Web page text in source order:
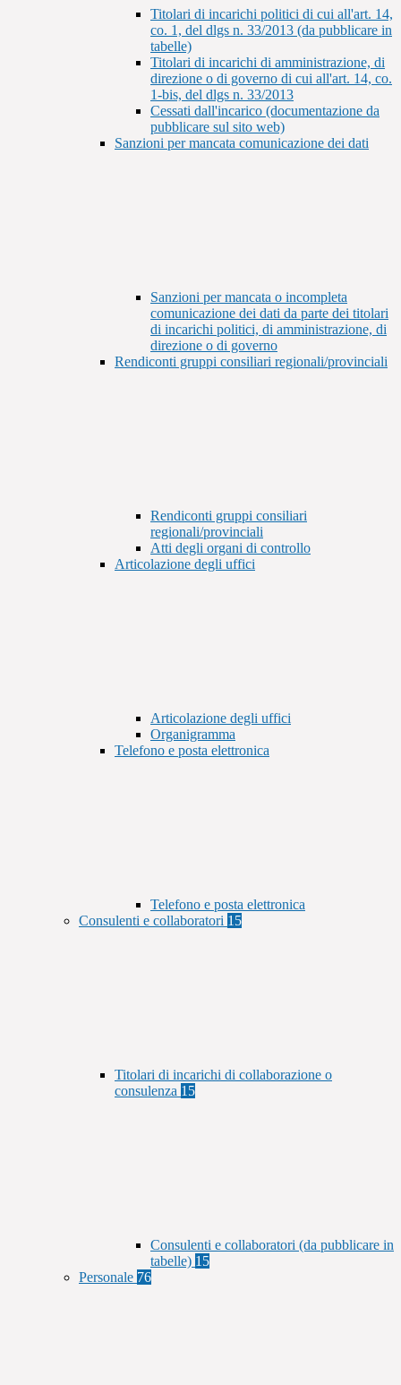
Titolari di incarichi politici di cui all'art. 14,
co. 1, del dlgs n. 33/2013 (da pubblicare in
tabelle)
Titolari di incarichi di amministrazione, di
direzione o di governo di cui all'art. 14, co.
1-bis, del dlgs n. 33/2013
Cessati dall'incarico (documentazione da
pubblicare sul sito web)
Sanzioni per mancata comunicazione dei dati
Sanzioni per mancata o incompleta
comunicazione dei dati da parte dei titolari
di incarichi politici, di amministrazione, di
direzione o di governo
Rendiconti gruppi consiliari regionali/provinciali
Rendiconti gruppi consiliari
regionali/provinciali
Atti degli organi di controllo
Articolazione degli uffici
Articolazione degli uffici
Organigramma
Telefono e posta elettronica
Telefono e posta elettronica
Consulenti e collaboratori 15
Titolari di incarichi di collaborazione o
consulenza 15
Consulenti e collaboratori (da pubblicare in
tabelle) 15
Personale 76